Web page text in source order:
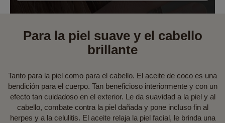
Para la piel suave y el cabello
brillante
Tanto para la piel como para el cabello. El aceite de coco es una
bendición para el cuerpo. Tan beneficioso interiormente y con un
efecto tan cuidadoso en el exterior. Le da suavidad a la piel y al
cabello, combate contra la piel dañada y pone incluso fin al
herpes y a la celulitis. El aceite relaja la piel facial, le brinda una